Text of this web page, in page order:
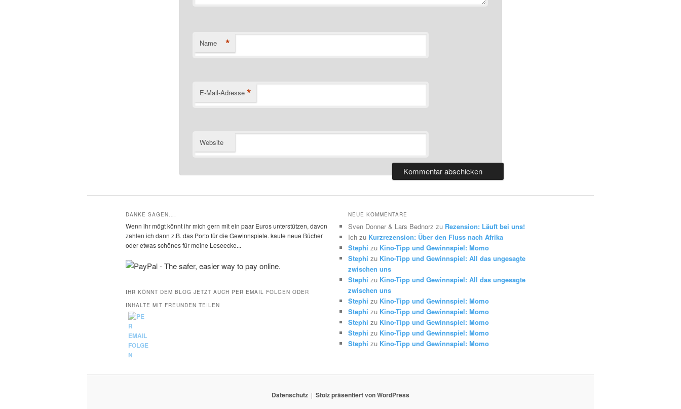
Name *
E-Mail-Adresse *
Website
DANKE SAGEN….
Wenn ihr mögt könnt ihr mich gern mit ein paar Euros unterstützen, davon
zahlen ich dann z.B. das Porto für die Gewinnspiele. kaufe neue Bücher
oder etwas schönes für meine Leseecke...
IHR KÖNNT DEM BLOG JETZT AUCH PER EMAIL FOLGEN ODER
INHALTE MIT FREUNDEN TEILEN
NEUE KOMMENTARE
Sven Donner & Lars Bednorz zu Rezension: Läuft bei uns!
Ich zu Kurzrezension: Über den Fluss nach Afrika
Stephi zu Kino-Tipp und Gewinnspiel: Momo
Stephi zu Kino-Tipp und Gewinnspiel: All das ungesagte
zwischen uns
Stephi zu Kino-Tipp und Gewinnspiel: All das ungesagte
zwischen uns
Stephi zu Kino-Tipp und Gewinnspiel: Momo
Stephi zu Kino-Tipp und Gewinnspiel: Momo
Stephi zu Kino-Tipp und Gewinnspiel: Momo
Stephi zu Kino-Tipp und Gewinnspiel: Momo
Stephi zu Kino-Tipp und Gewinnspiel: Momo
Datenschutz Stolz präsentiert von WordPress